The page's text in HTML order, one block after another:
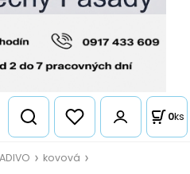
0ks
kovová